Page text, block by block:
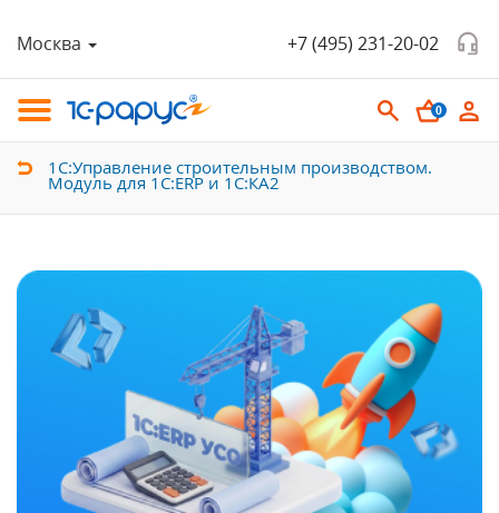
Москва +7 (495) 231-20-02
0
1С:Управление строительным производством.
Модуль для 1С:ERP и 1С:КА2